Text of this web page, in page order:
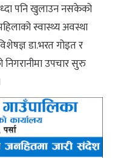
पनि खुलाउन नसकेको
स्वास्थ्य अवस्था
डा.भरत गोइत र
निगरानीमा उपचार सुरु